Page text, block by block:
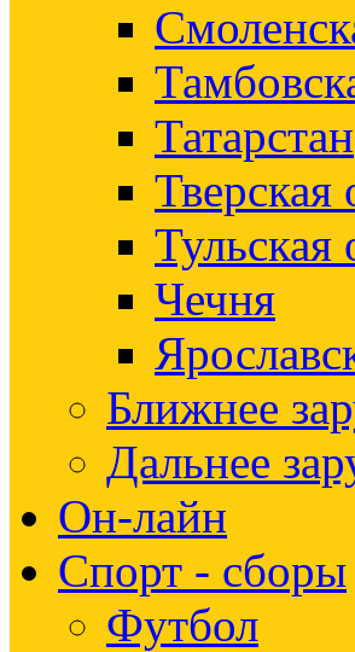
Татарстан
Тверская
Тульская
Чечня
Ближнее
Дальнее
Он-лайн
Спорт - сборы
Футбол